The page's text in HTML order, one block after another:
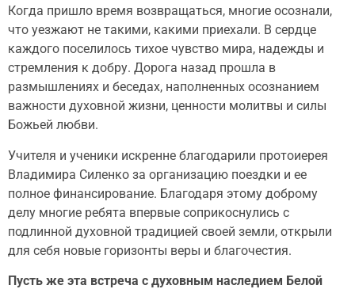
Когда пришло время возвращаться, многие осознали,
что уезжают не такими, какими приехали. В сердце
каждого поселилось тихое чувство мира, надежды и
стремления к добру. Дорога назад прошла в
размышлениях и беседах, наполненных осознанием
важности духовной жизни, ценности молитвы и силы
Божьей любви.
Учителя и ученики искренне благодарили протоиерея
Владимира Силенко за организацию поездки и ее
полное финансирование. Благодаря этому доброму
делу многие ребята впервые соприкоснулись с
подлинной духовной традицией своей земли, открыли
для себя новые горизонты веры и благочестия.
Пусть же эта встреча с духовным наследием Белой